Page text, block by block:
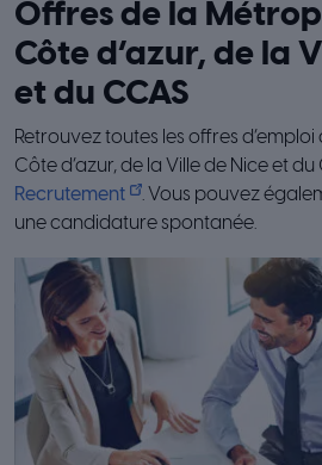
Offres de la
Côte d’azur, de la
et du CCAS
Retrouvez toutes les offres
Côte d’azur, de la Ville de Nice et du
Recrutement
. Vous pouvez
une candidature spontanée.